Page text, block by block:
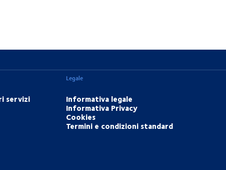
servizi
Legale
Informativa legale
Informativa Privacy
Cookies
Termini e condizioni standard